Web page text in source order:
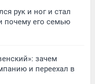
рук и ног и стал
почему его семью
зачем
и переехал в